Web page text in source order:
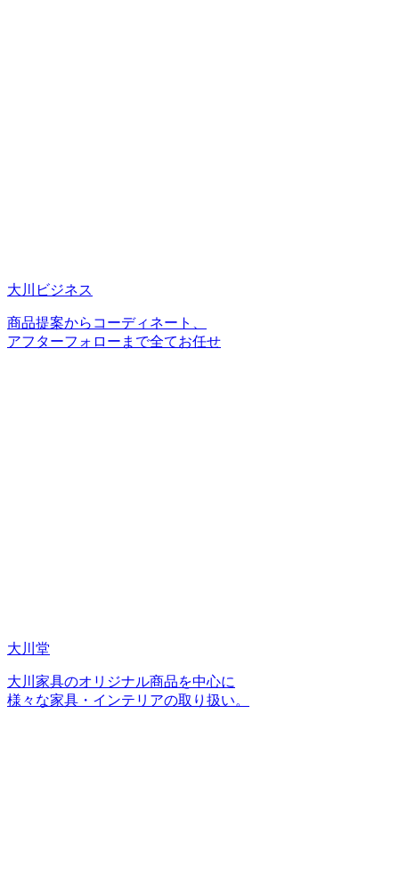
大川ビジネス
商品提案からコーディネート、
アフターフォローまで全てお任せ
大川堂
大川家具のオリジナル商品を中心に
様々な家具・インテリアの取り扱い。